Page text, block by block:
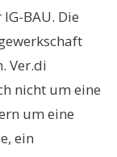
BAU. Die
Ver.di
nicht um eine
um eine
ein